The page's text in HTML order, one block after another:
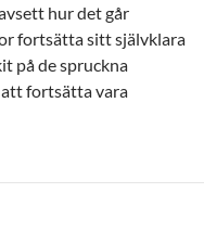
hur det går
fortsätta sitt självklara
på de spruckna
fortsätta vara